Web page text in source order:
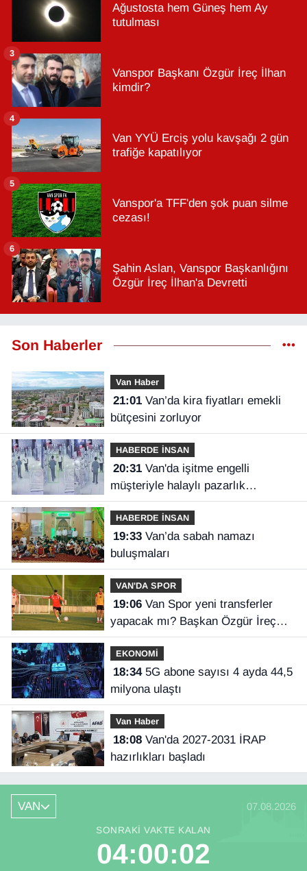
Ağustosta hem Güneş hem Ay
tutulması
Vanspor Başkanı Özgür İreç İlhan
kimdir?
3
Van YYÜ Erciş yolu kavşağı 2 gün
trafiğe kapatılıyor
4
Vanspor'a TFF'den şok puan silme
cezası!
5
Şahin Aslan, Vanspor Başkanlığını
Özgür İreç İlhan'a Devretti
6
Son Haberler
Van Haber
21:01Van’da kira fiyatları emekli
bütçesini zorluyor
HABERDE İNSAN
20:31Van'da işitme engelli
müşteriyle halaylı pazarlık
gülümsetti
HABERDE İNSAN
19:33Van’da sabah namazı
buluşmaları
VAN'DA SPOR
19:06Van Spor yeni transferler
yapacak mı? Başkan Özgür İreç
İlhan açıkladı
EKONOMİ
18:345G abone sayısı 4 ayda 44,5
milyona ulaştı
Van Haber
18:08Van'da 2027-2031 İRAP
hazırlıkları başladı
VAN 07.08.2026
SONRAKI VAKTE KALAN
04:00:01